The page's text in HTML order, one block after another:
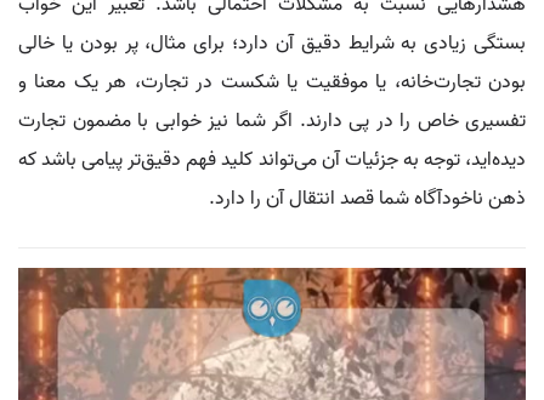
بستگی زیادی به شرایط دقیق آن دارد؛ برای مثال، پر بودن یا خالی
بودن تجارت‌خانه، یا موفقیت یا شکست در تجارت، هر یک معنا و
تفسیری خاص را در پی دارند. اگر شما نیز خوابی با مضمون تجارت
دیده‌اید، توجه به جزئیات آن می‌تواند کلید فهم دقیق‌تر پیامی باشد که
ذهن ناخودآگاه شما قصد انتقال آن را دارد.